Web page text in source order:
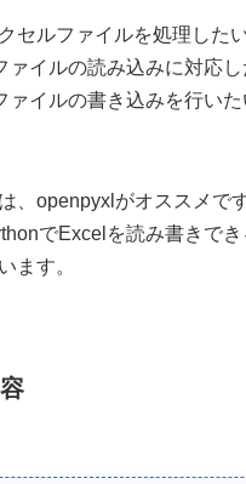
セルファイルを処理したい
ァイルの読み込みに対応し
ァイルの書き込みを行いた
、openpyxlがオススメです
でExcelを読み書きでき
ます。